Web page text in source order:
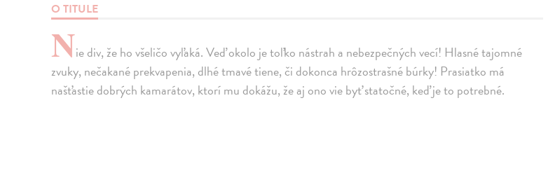
O TITULE
Nie div, že ho všeličo vyľaká. Veď okolo je toľko nástrah a nebezpečných vecí! Hlasné tajomné
zvuky, nečakané prekvapenia, dlhé tmavé tiene, či dokonca hrôzostrašné búrky! Prasiatko má
našťastie dobrých kamarátov, ktorí mu dokážu, že aj ono vie byť statočné, keď je to potrebné.